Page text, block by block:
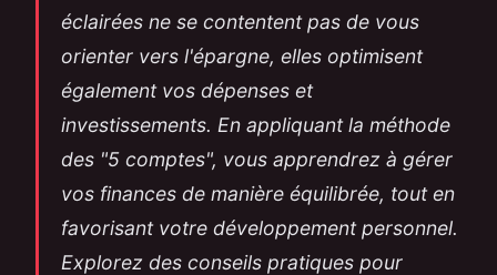
éclairées ne se contentent pas de vous
orienter vers l'épargne, elles optimisent
également vos dépenses et
investissements. En appliquant la méthode
des "5 comptes", vous apprendrez à gérer
vos finances de manière équilibrée, tout en
favorisant votre développement personnel.
Explorez des conseils pratiques pour